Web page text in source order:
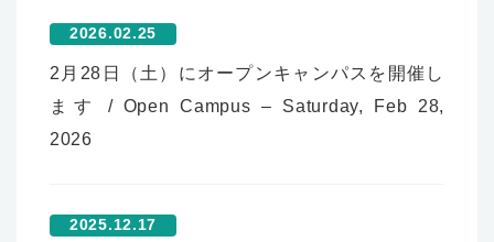
2026.02.25
2月28日（土）にオープンキャンパスを開催し
ます / Open Campus – Saturday, Feb 28,
2026
2025.12.17